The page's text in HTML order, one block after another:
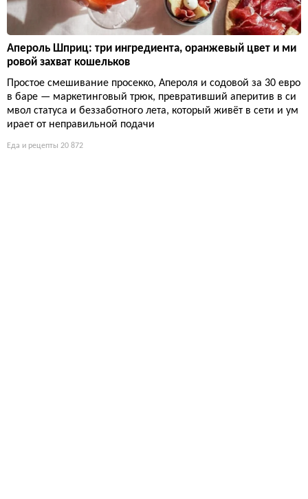
Апероль Шприц: три ингредиента, оранжевый цвет и ми
ровой захват кошельков
Простое смешивание просекко, Апероля и содовой за 30 евро
в баре — маркетинговый трюк, превративший аперитив в си
мвол статуса и беззаботного лета, который живёт в сети и ум
ирает от неправильной подачи
Еда и рецепты 20 872